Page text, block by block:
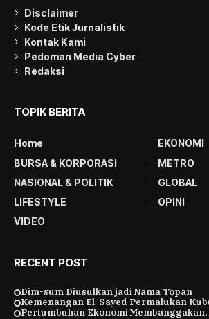
Disclaimer
Kode Etik Jurnalistik
Kontak Kami
Pedoman Media Cyber
Redaksi
TOPIK BERITA
Home
EKONOMI
BURSA & KORPORASI
METRO
NASIONAL & POLITIK
GLOBAL
LIFESTYLE
OPINI
VIDEO
RECENT POST
Dim-sum Diusulkan jadi Nama Topan
Kemenangan El-Sayed Permalukan
Pertumbuhan Ekonomi